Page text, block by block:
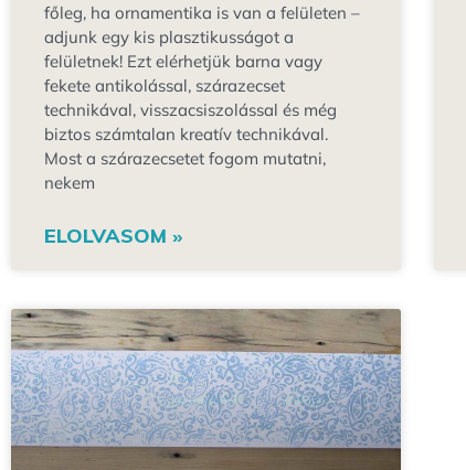
főleg, ha ornamentika is van a felületen –
adjunk egy kis plasztikusságot a
felületnek! Ezt elérhetjük barna vagy
fekete antikolással, szárazecset
technikával, visszacsiszolással és még
biztos számtalan kreatív technikával.
Most a szárazecsetet fogom mutatni,
nekem
ELOLVASOM »